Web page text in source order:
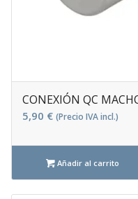
CONEXIÓN QC
5,90 € (Precio IVA incl.)
Añadir al carrito